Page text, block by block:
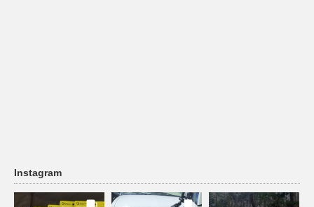
Instagram